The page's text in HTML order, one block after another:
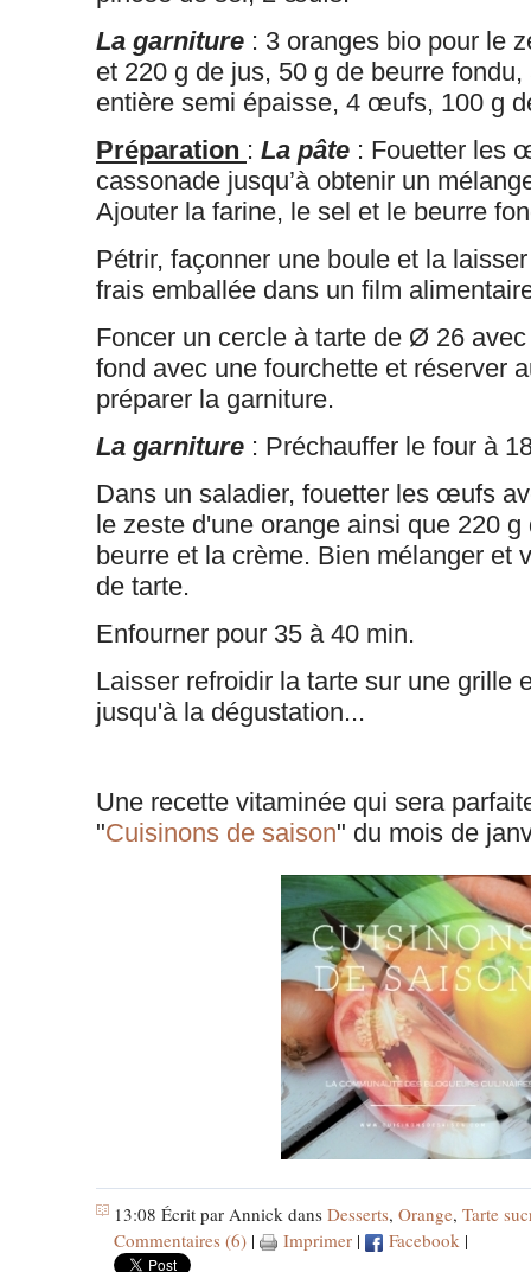
La garniture : 3 oranges bio pour le
et 220 g de jus, 50 g de beurre
entière semi épaisse, 4 œufs, 100 g
Préparation : La pâte : Fouetter les
cassonade jusqu’à obtenir un
Ajouter la farine, le sel et le beurre
Pétrir, façonner une boule et la
frais emballée dans un film
Foncer un cercle à tarte de Ø 26
fond avec une fourchette et réserver
préparer la garniture.
La garniture : Préchauffer le four à
Dans un saladier, fouetter les œufs
le zeste d'une orange ainsi que 220
beurre et la crème. Bien mélanger et
de tarte.
Enfourner pour 35 à 40 min.
Laisser refroidir la tarte sur une grille
jusqu'à la dégustation...
Une recette vitaminée qui sera
"Cuisinons de saison" du mois de
13:08 Écrit par Annick dans Desserts, Orange, Tarte
Commentaires (6) | Imprimer | Facebook |